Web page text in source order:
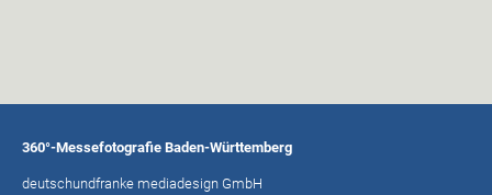
360°-Messefotografie Baden-Württemberg
deutschundfranke mediadesign GmbH